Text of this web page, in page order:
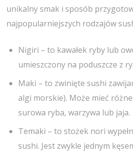
unikalny smak i sposób
najpopularniejszych rodzajów
Nigiri – to kawałek ryby lub
umieszczony na poduszcze z
Maki – to zwinięte sushi
algi morskie). Może mieć
surowa ryba, warzywa lub jaja.
Temaki – to stożek nori
sushi. Jest zwykle jednym